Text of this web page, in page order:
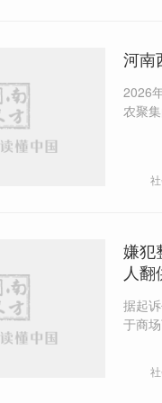
河南
2026
农聚
嫌犯
人翻
据起
于商
节等